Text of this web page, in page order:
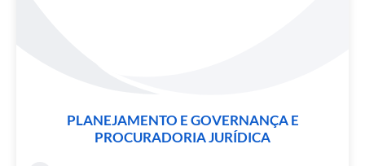
PLANEJAMENTO E GOVERNANÇA E
PROCURADORIA JURÍDICA